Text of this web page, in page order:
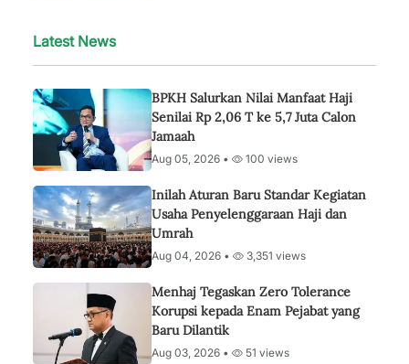
Latest News
BPKH Salurkan Nilai Manfaat Haji
Senilai Rp 2,06 T ke 5,7 Juta Calon
Jamaah
Aug 05, 2026 • 100 views
Inilah Aturan Baru Standar Kegiatan
Usaha Penyelenggaraan Haji dan
Umrah
Aug 04, 2026 • 3,351 views
Menhaj Tegaskan Zero Tolerance
Korupsi kepada Enam Pejabat yang
Baru Dilantik
Aug 03, 2026 • 51 views